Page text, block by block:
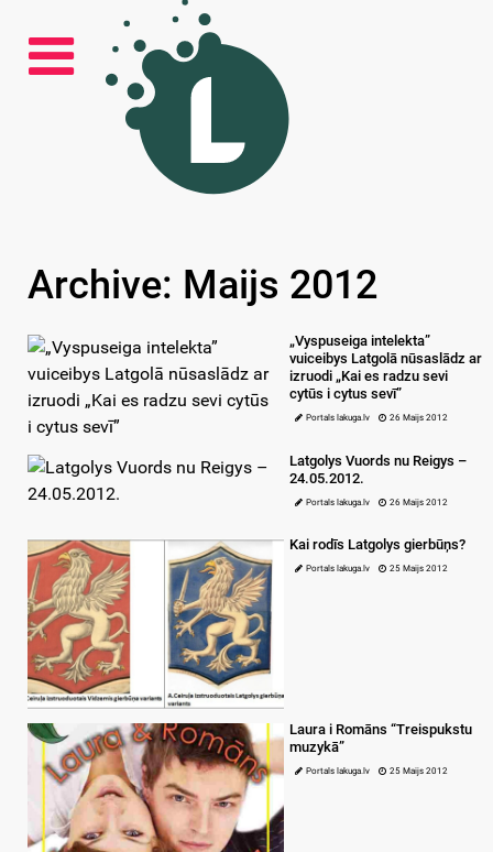
Archive: Maijs 2012
„Vyspuseiga intelekta”
vuiceibys Latgolā nūsaslādz ar
izruodi „Kai es radzu sevi
cytūs i cytus sevī”
Portals lakuga.lv 26 Maijs 2012
Latgolys Vuords nu Reigys –
24.05.2012.
Portals lakuga.lv 26 Maijs 2012
Kai rodīs Latgolys gierbūņs?
Portals lakuga.lv 25 Maijs 2012
Laura i Romāns “Treispukstu
muzykā”
Portals lakuga.lv 25 Maijs 2012